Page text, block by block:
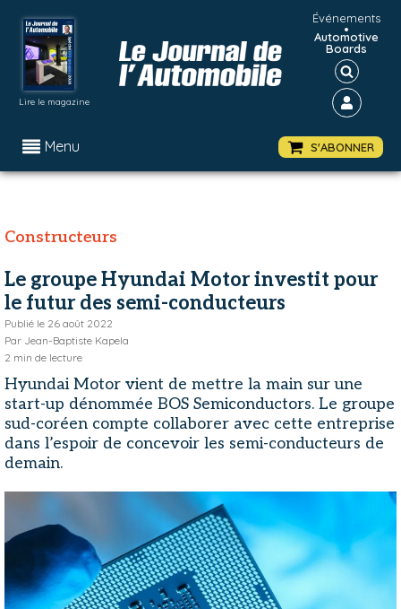
Lire le magazine
Événements
•
Automotive
Boards
Menu S'ABONNER
Constructeurs
Le groupe Hyundai Motor investit pour
le futur des semi-conducteurs
Publié le 26 août 2022
Par Jean-Baptiste Kapela
2 min de lecture
Hyundai Motor vient de mettre la main sur une
start-up dénommée BOS Semiconductors. Le groupe
sud-coréen compte collaborer avec cette entreprise
dans l’espoir de concevoir les semi-conducteurs de
demain.